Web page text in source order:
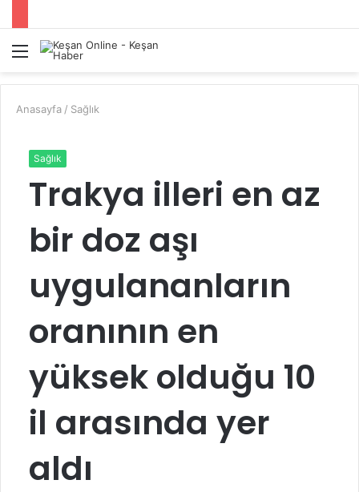
Menü
Anasayfa / Sağlık
Sağlık
Trakya illeri en az
bir doz aşı
uygulananların
oranının en
yüksek olduğu 10
il arasında yer
aldı